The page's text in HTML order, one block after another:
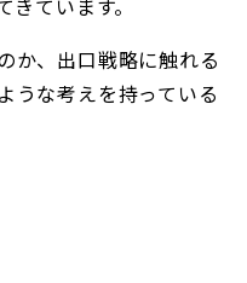
ています。
か、出口戦略に触れる
うな考えを持っている